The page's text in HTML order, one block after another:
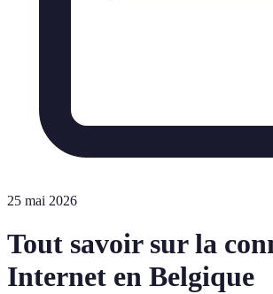
25 mai 2026
Tout savoir sur la
Internet en Belgique